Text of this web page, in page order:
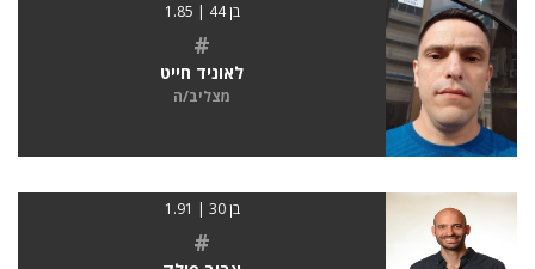
בן 44 | 1.85
#
לאוניד חייט
מצליב/ה
בן 30 | 1.91
#